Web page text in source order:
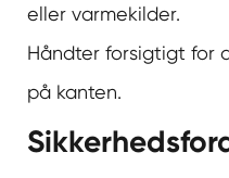
eller varmekilder.
Håndter forsigtigt for
på kanten.